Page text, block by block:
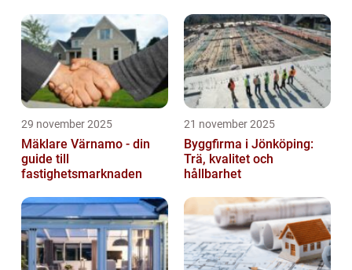
29 november 2025
Mäklare Värnamo - din
guide till
fastighetsmarknaden
21 november 2025
Byggfirma i Jönköping:
Trä, kvalitet och
hållbarhet